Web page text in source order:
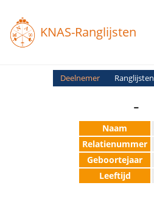
KNAS-Ranglijsten
Deelnemer Ranglijsten
-
Naam
Relatienummer
Geboortejaar
Leeftijd